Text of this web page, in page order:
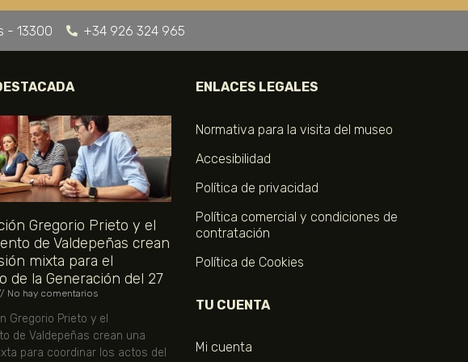
- 13300 +34 926 324 965
Gregorio Prieto y el
de Valdepeñas crean
mixta para el
de la Generación del 27
No hay comentarios
Gregorio Prieto y el
de Valdepeñas crean una
para coordinar los actos del
ENLACES LEGALES
Normativa para la visita del museo
Accesibilidad
Política de privacidad
Política comercial y condiciones de
contratación
Política de Cookies
TU CUENTA
Mi cuenta